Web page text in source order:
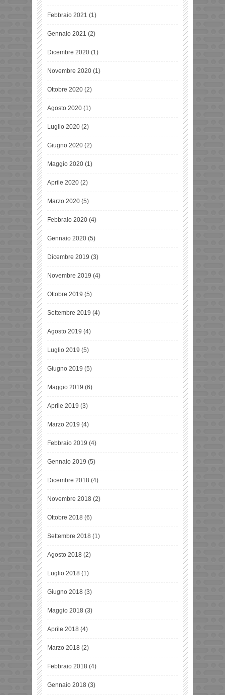
Febbraio 2021 (1)
Gennaio 2021 (2)
Dicembre 2020 (1)
Novembre 2020 (1)
Ottobre 2020 (2)
Agosto 2020 (1)
Luglio 2020 (2)
Giugno 2020 (2)
Maggio 2020 (1)
Aprile 2020 (2)
Marzo 2020 (5)
Febbraio 2020 (4)
Gennaio 2020 (5)
Dicembre 2019 (3)
Novembre 2019 (4)
Ottobre 2019 (5)
Settembre 2019 (4)
Agosto 2019 (4)
Luglio 2019 (5)
Giugno 2019 (5)
Maggio 2019 (6)
Aprile 2019 (3)
Marzo 2019 (4)
Febbraio 2019 (4)
Gennaio 2019 (5)
Dicembre 2018 (4)
Novembre 2018 (2)
Ottobre 2018 (6)
Settembre 2018 (1)
Agosto 2018 (2)
Luglio 2018 (1)
Giugno 2018 (3)
Maggio 2018 (3)
Aprile 2018 (4)
Marzo 2018 (2)
Febbraio 2018 (4)
Gennaio 2018 (3)